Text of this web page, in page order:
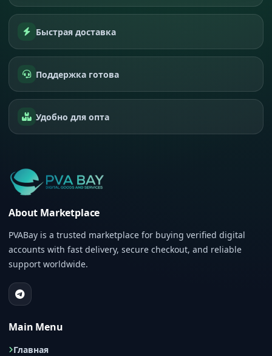
Быстрая доставка
Поддержка готова
Удобно для опта
About Marketplace
PVABay is a trusted marketplace for buying verified digital
accounts with fast delivery, secure checkout, and reliable
support worldwide.
Main Menu
Главная